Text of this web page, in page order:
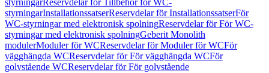
styrningarReservdelar för Tillbehör för WC-
styrningarInstallationssatserReservdelar för InstallationssatserFör
WC-styrningar med elektronisk spolningReservdelar för För WC-
styrningar med elektronisk spolningGeberit Monolith
modulerModuler för WCReservdelar för Moduler för WCFör
vägghängda WCReservdelar för För vägghängda WCFör
golvstående WCReservdelar för För golvstående